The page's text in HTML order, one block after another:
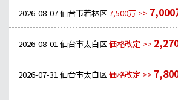
2026-08-07仙台市若林区7,500万 >> 7,000
2026-08-01 仙台市太白区価格改定 >>
2026-07-31 仙台市太白区価格改定 >>